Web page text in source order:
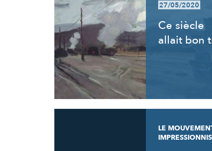
27/05/2020
Ce siècle
allait bon
LE